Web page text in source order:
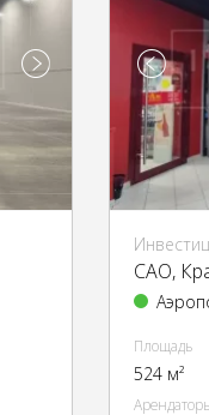
CАО,
Площадь
524 м²